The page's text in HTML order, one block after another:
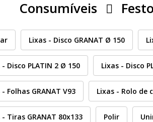
Consumíveis
Lixas - Disco GRANAT Ø 150
- Disco PLATIN 2 Ø 150 Lixas - Disco
- Folhas GRANAT V93 Lixas - Rolo de
- Tiras GRANAT 80x133 Polir